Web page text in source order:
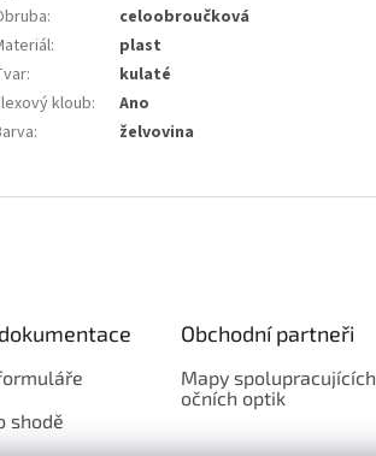
:
celoobroučková
:
plast
:
kulaté
kloub:
Ano
: želvovina
shodě
Obchodní partneři
Mapy spolupracujících
očních optik